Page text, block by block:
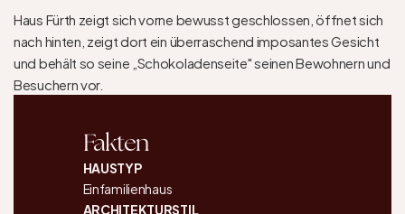
Haus Fürth zeigt sich vorne bewusst geschlossen, öffnet sich
nach hinten, zeigt dort ein überraschend imposantes Gesicht
und behält so seine „Schokoladenseite" seinen Bewohnern und
Besuchern vor.
Fakten
HAUSTYP
Einfamilienhaus
ARCHITEKTURSTIL